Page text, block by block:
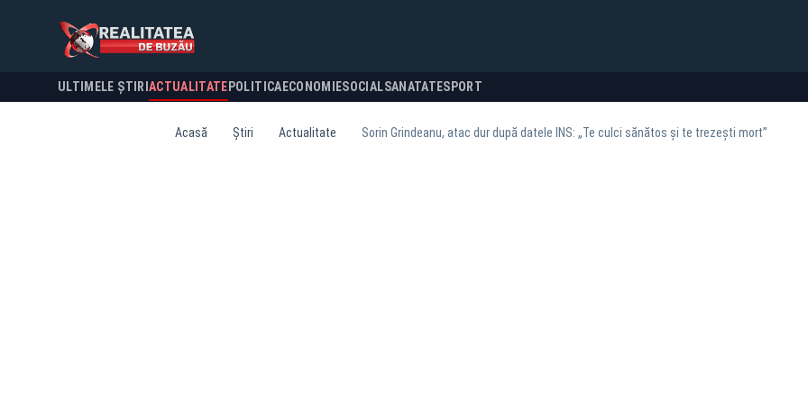
ULTIMELE ȘTIRI ACTUALITATE POLITICA ECONOMIESOCIALSANATATESPORT
Acasă Știri Actualitate Sorin Grindeanu, atac dur după datele INS: „Te culci sănătos și te trezești mort”